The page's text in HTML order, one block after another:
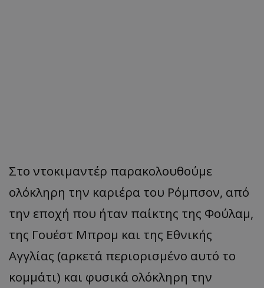
Στο ντοκιμαντέρ παρακολουθούμε
ολόκληρη την καριέρα του Ρόμπσον, από
την εποχή που ήταν παίκτης της Φούλαμ,
της Γουέστ Μπρομ και της Εθνικής
Αγγλίας (αρκετά περιορισμένο αυτό το
κομμάτι) και φυσικά ολόκληρη την